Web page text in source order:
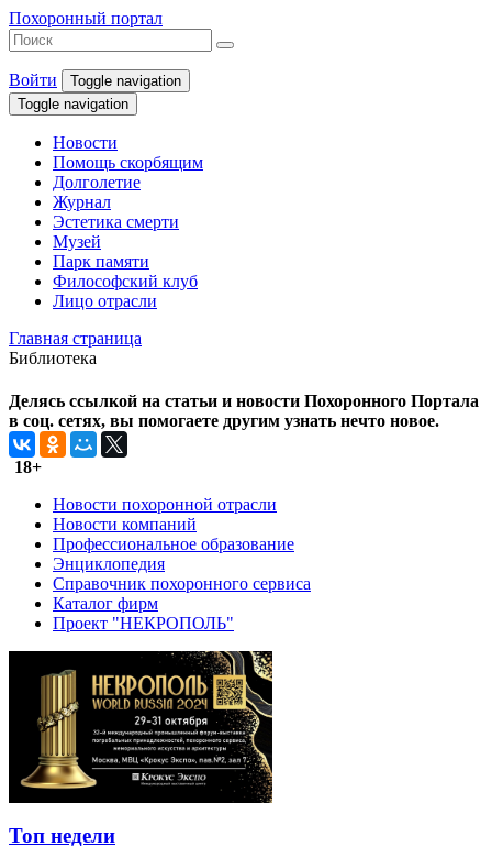
Похоронный портал
Войти
Toggle navigation
Toggle navigation
Новости
Помощь скорбящим
Долголетие
Журнал
Эстетика смерти
Музей
Парк памяти
Философский клуб
Лицо отрасли
Главная страница
Библиотека
Делясь ссылкой на статьи и новости Похоронного Портала
в соц. сетях, вы помогаете другим узнать нечто новое.
18+
Новости похоронной отрасли
Новости компаний
Профессиональное образование
Энциклопедия
Справочник похоронного сервиса
Каталог фирм
Проект "НЕКРОПОЛЬ"
Топ недели